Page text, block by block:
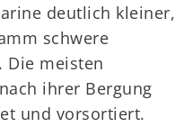
deutlich kleiner,
schwere
Die meisten
ihrer Bergung
und vorsortiert.